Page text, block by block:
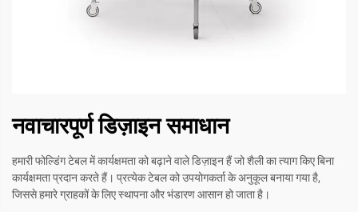
नवाचारपूर्ण डिज़ाइन समाधान
हमारी फोल्डिंग टेबल में कार्यक्षमता को बढ़ाने वाले डिज़ाइन हैं जो शैली का त्याग किए बिना
कार्यक्षमता प्रदान करते हैं। प्रत्येक टेबल को उपयोगकर्ता के अनुकूल बनाया गया है,
जिससे हमारे ग्राहकों के लिए स्थापना और भंडारण आसान हो जाता है।